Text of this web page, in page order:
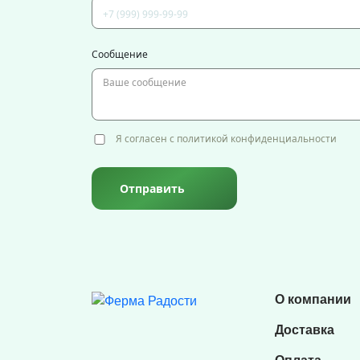
Сообщение
Я согласен с политикой конфиденциальности
Отправить
О компании
Доставка